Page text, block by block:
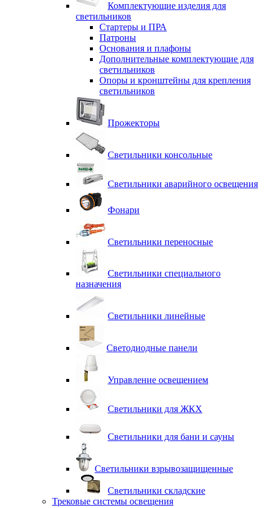
Комплектующие изделия для
светильников
Стартеры и ПРА
Патроны
Основания и плафоны
Дополнительные комплектующие для
светильников
Опоры и кронштейны для крепления
светильников
Прожекторы
Светильники консольные
Светильники аварийного освещения
Фонари
Светильники переносные
Светильники специального
назначения
Светильники линейные
Светодиодные панели
Управление освещением
Светильники для ЖКХ
Светильники для бани и сауны
Светильники взрывозащищенные
Светильники складские
Трековые системы освещения